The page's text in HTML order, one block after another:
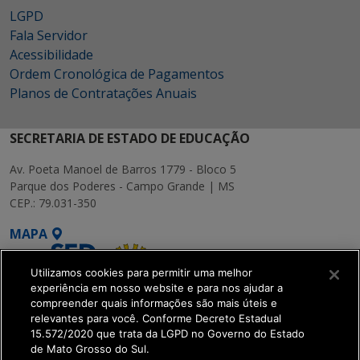
LGPD
Fala Servidor
Acessibilidade
Ordem Cronológica de Pagamentos
Planos de Contratações Anuais
SECRETARIA DE ESTADO DE EDUCAÇÃO
Av. Poeta Manoel de Barros 1779 - Bloco 5
Parque dos Poderes - Campo Grande | MS
CEP.: 79.031-350
MAPA
SETDIG | Secretaria-
Utilizamos cookies para permitir uma melhor
experiência em nosso website e para nos ajudar a
compreender quais informações são mais úteis e
relevantes para você. Conforme Decreto Estadual
15.572/2020 que trata da LGPD no Governo do Estado
de Mato Grosso do Sul.